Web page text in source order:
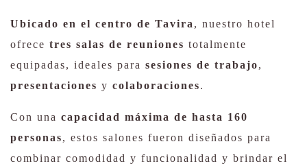
Ubicado en el centro de Tavira , nuestro hotel
ofrece tres salas de reuniones totalmente
equipadas, ideales para sesiones de trabajo,
presentaciones y colaboraciones.
Con una capacidad máxima de hasta 160
personas, estos salones fueron diseñados para
combinar comodidad y funcionalidad y brindar el